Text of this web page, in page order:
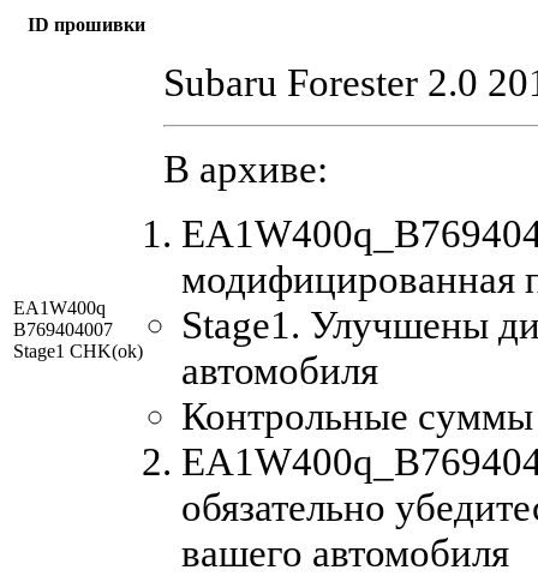
ID прошивки
EA1W400q
B769404007
Stage1 CHK(ok)
Subaru Forester 2.0
В архиве:
модифицированная
Stage1. Улучшены
автомобиля
Контрольные
обязательно
вашего автомобиля